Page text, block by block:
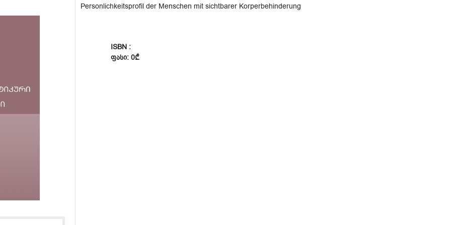
Personlichkeitsprofil der Menschen mit sichtbarer Korperbehinderung
ISBN :
ᲤᲐᲡᲘ: 0₾